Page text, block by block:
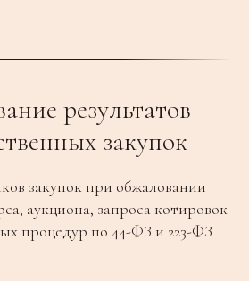
результатов
закупок
закупок при обжаловании
аукциона, запроса котировок
процедур по 44-ФЗ и 223-ФЗ